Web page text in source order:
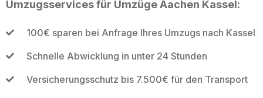
Umzugsservices für Umzüge Aachen Kassel:
100€ sparen bei Anfrage Ihres Umzugs nach Kassel
Schnelle Abwicklung in unter 24 Stunden
Versicherungsschutz bis 7.500€ für den Transport